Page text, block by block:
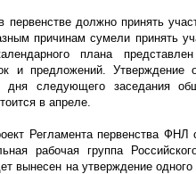
первенстве должно принять
причинам сумели принять
плана
и предложений. Утверждение
дня следующего заседания
в апреле.
Регламента первенства ФНЛ
рабочая группа
вынесен на утверждение